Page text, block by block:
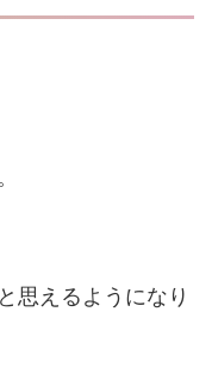
思えるようになり